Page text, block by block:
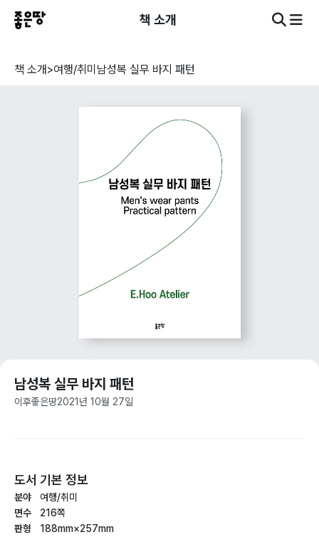
책 소개
책 소개>여행/취미 남성복 실무 바지 패턴
남성복 실무 바지 패턴
이후좋은땅2021년 10월 27일
도서 기본 정보
분야
면수
판형
여행/취미
216쪽
188mm×257mm